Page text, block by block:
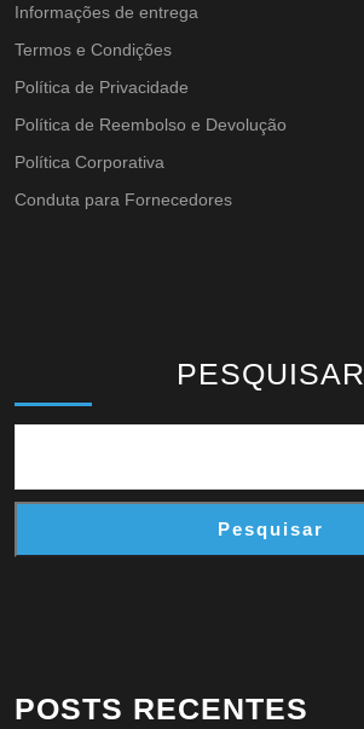
Informações de entrega
Termos e Condições
Política de Privacidade
Política de Reembolso e Devolução
Política Corporativa
Conduta para Fornecedores
PESQUISAR
Pesquisar
POSTS RECENTES